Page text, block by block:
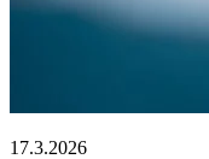
17.3.2026